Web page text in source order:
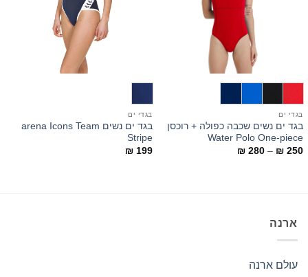
בגדי ים
בגד ים נשים שכבה כפולה + רוכסן
Water Polo One-piece
₪ 250
–
₪ 280
בגדי ים
בגד ים נשים arena Icons Team
Stripe
₪ 199
ארנה
עולם ארנה